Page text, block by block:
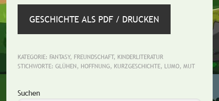
GESCHICHTE ALS PDF / DRUCKEN
KATEGORIE: FANTASY, FREUNDSCHAFT, KINDERLITERATUR
STICHWORTE: GLÜHEN, HOFFNUNG, KURZGESCHICHTE, LUMO, MUT
Seitenspalte
Suchen